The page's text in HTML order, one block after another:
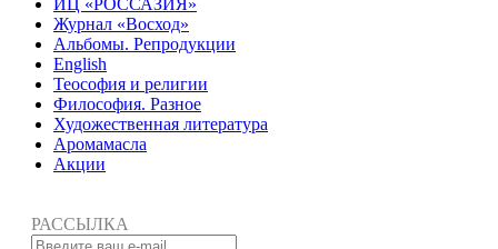
ИЦ «РОССАЗИЯ»
Журнал «Восход»
Альбомы. Репродукции
English
Теософия и религии
Философия. Разное
Художественная литература
Аромамасла
Акции
РАССЫЛКА